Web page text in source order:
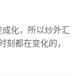
化，所以炒外汇
刻都在变化的，
取的交易策略也